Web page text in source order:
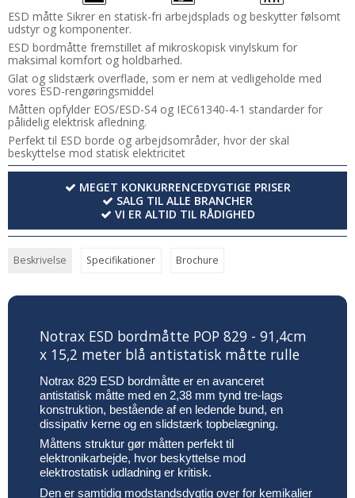
ESD måtte Sikrer en statisk-fri arbejdsplads og beskytter følsomt
udstyr og komponenter.
ESD bordmåtte fremstillet af mikroskopisk vinylskum for
maksimal komfort og holdbarhed.
Glat og slidstærk overflade, som er nem at vedligeholde med
vores ESD-rengøringsmiddel
Måtten opfylder EOS/ESD-S4 og IEC61340-4-1 standarder for
pålidelig elektrisk afledning.
Perfekt til ESD borde og arbejdsområder, hvor der skal
beskyttelse mod statisk elektricitet
MEGET KONKURRENCEDYGTIGE PRISER
SALG TIL ALLE BRANCHER
VI ER ALTID TIL RÅDIGHED
Beskrivelse Specifikationer Brochure
Notrax ESD bordmåtte POP 829 - 91,4cm
x 15,2 meter blå antistatisk måtte rulle
Notrax 829 ESD bordmåtte er en avanceret
antistatisk måtte med en 2,38 mm tynd tre-lags
konstruktion, bestående af en ledende bund, en
dissipativ kerne og en slidstærk topbelægning.
Måttens struktur gør måtten perfekt til
elektronikarbejde, hvor beskyttelse mod
elektrostatisk udladning er kritisk.
Den er samtidig modstandsdygtig over for kemikalier